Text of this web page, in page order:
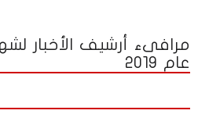
مرافىء أرشيف الأخبار
عام 2019